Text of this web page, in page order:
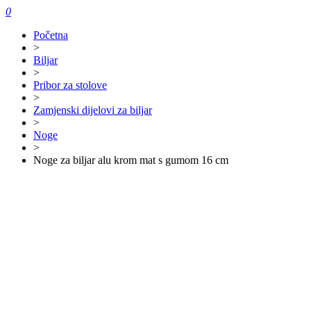
0
Početna
>
Biljar
>
Pribor za stolove
>
Zamjenski dijelovi za biljar
>
Noge
>
Noge za biljar alu krom mat s gumom 16 cm